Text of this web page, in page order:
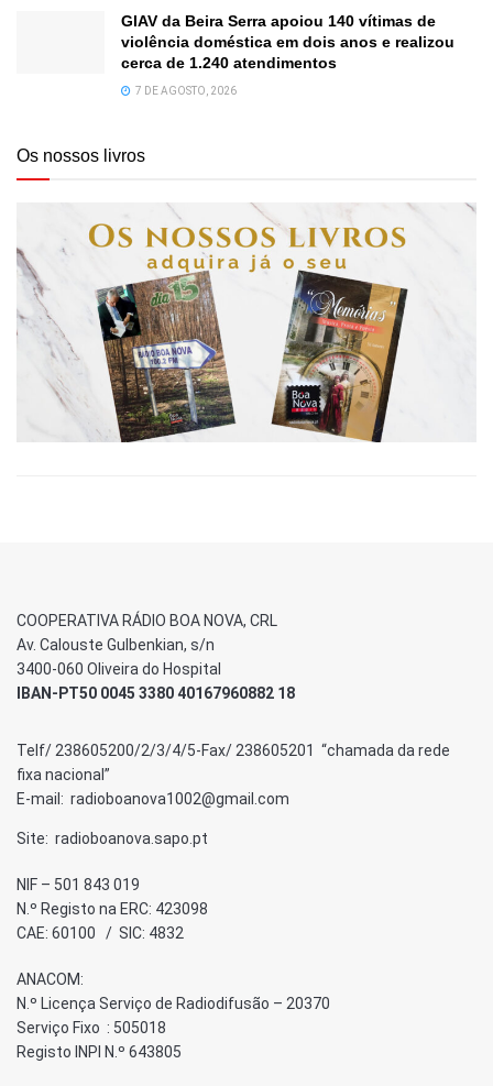
GIAV da Beira Serra apoiou 140 vítimas de
violência doméstica em dois anos e realizou
cerca de 1.240 atendimentos
7 DE AGOSTO, 2026
Os nossos livros
COOPERATIVA RÁDIO BOA NOVA, CRL
Av. Calouste Gulbenkian, s/n
3400-060 Oliveira do Hospital
IBAN-PT50 0045 3380 40167960882 18
Telf/ 238605200/2/3/4/5-Fax/ 238605201 “chamada da rede
fixa nacional”
E-mail: radioboanova1002@gmail.com
Site: radioboanova.sapo.pt
NIF – 501 843 019
N.º Registo na ERC: 423098
CAE: 60100 / SIC: 4832
ANACOM:
N.º Licença Serviço de Radiodifusão – 20370
Serviço Fixo : 505018
Registo INPI N.º 643805